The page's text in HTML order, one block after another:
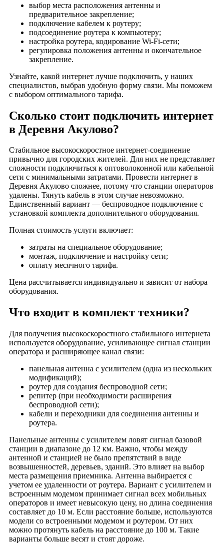
Деревня Фетиново
Деревня Финеево
Деревня Фуникова Гора
Деревня Халино
Деревня Харламово
Деревня Хмелево
Деревня Храпки
Деревня Желдыбино
Деревня Юрцово
Деревня Коленово
Деревня Старково
Село Заречье
Село Семеновское
Село Филипповское
Хутор Буяни
выбор места расположения антенны и
предварительное закрепление;
подключение кабелем к роутеру;
подсоединение роутера к компьютеру;
настройка роутера, кодирование Wi-Fi-сети;
регулировка положения антенны и окончательное
закрепление.
Узнайте, какой интернет лучше подключить, у наших
специалистов, выбрав удобную форму связи. Мы поможем
с выбором оптимального тарифа.
Сколько стоит подключить интернет
в Деревня Акулово?
Стабильное высокоскоростное интернет-соединение
привычно для городских жителей. Для них не представляет
сложности подключиться к оптоволоконной или кабельной
сети с минимальными затратами. Провести интернет в
Деревня Акулово сложнее, потому что станции операторов
удалены. Тянуть кабель в этом случае невозможно.
Единственный вариант — беспроводное подключение с
установкой комплекта дополнительного оборудования.
Полная стоимость услуги включает:
затраты на специальное оборудование;
монтаж, подключение и настройку сети;
оплату месячного тарифа.
Цена рассчитывается индивидуально и зависит от набора
оборудования.
Что входит в комплект техники?
Для получения высокоскоростного стабильного интернета
используется оборудование, усиливающее сигнал станции
оператора и расширяющее канал связи:
панельная антенна с усилителем (одна из нескольких
модификаций);
роутер для создания беспроводной сети;
репитер (при необходимости расширения
беспроводной сети);
кабели и переходники для соединения антенны и
роутера.
Панельные антенны с усилителем ловят сигнал базовой
станции в диапазоне до 12 км. Важно, чтобы между
антенной и станцией не было препятствий в виде
возвышенностей, деревьев, зданий. Это влияет на выбор
места размещения приемника. Антенна выбирается с
учетом ее удаленности от роутера. Вариант с усилителем и
встроенным модемом принимает сигнал всех мобильных
операторов и имеет невысокую цену, но длина соединения
составляет до 10 м. Если расстояние больше, используются
модели со встроенными модемом и роутером. От них
можно протянуть кабель на расстояние до 100 м. Такие
варианты больше весят и стоят дороже.